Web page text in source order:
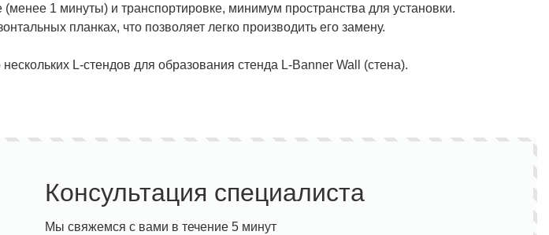
(менее 1 минуты) и транспортировке, минимум пространства для установки.
планках, что позволяет легко производить его замену.
L-стендов для образования стенда L-Banner Wall (стена).
Консультация специалиста
Мы свяжемся с вами в течение 5 минут